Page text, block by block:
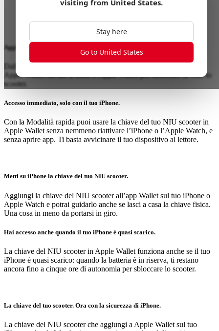
visiting from United States.
Stay here
Go to United States
Aggiungere la chiave del tuo NIU scooter è facile.
Dall'app di NIU, aggiungi la chiave del tuo NIU scooter a
Apple Wallet sul tuo iPhone o Apple Watch per sbloccare al volo lo
scooter.
Accesso immediato, solo con il tuo iPhone.
Con la Modalità rapida puoi usare la chiave del tuo NIU scooter in
Apple Wallet senza nemmeno riattivare l’iPhone o l’Apple Watch, e
senza aprire app. Ti basta avvicinare il tuo dispositivo al lettore.
Metti su iPhone la chiave del tuo NIU scooter.
Aggiungi la chiave del NIU scooter all’app Wallet sul tuo iPhone o
Apple Watch e potrai guidarlo anche se lasci a casa la chiave fisica.
Una cosa in meno da portarsi in giro.
Hai accesso anche quando il tuo iPhone è quasi scarico.
La chiave del NIU scooter in Apple Wallet funziona anche se il tuo
iPhone è quasi scarico: quando la batteria è in riserva, ti restano
ancora fino a cinque ore di autonomia per sbloccare lo scooter.
La chiave del tuo scooter. Ora con la sicurezza di iPhone.
La chiave del NIU scooter che aggiungi a Apple Wallet sul tuo